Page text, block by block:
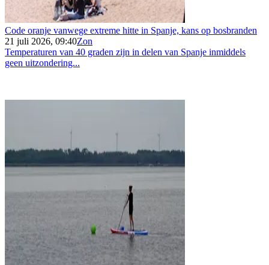
Code oranje vanwege extreme hitte in Spanje, kans op bosbranden
21 juli 2026, 09:40Zon
Temperaturen van 40 graden zijn in delen van Spanje inmiddels
geen uitzondering...